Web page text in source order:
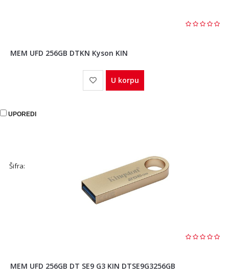
MEM UFD 256GB DTKN Kyson KIN
U korpu
UPOREDI
Šifra:
MEM UFD 256GB DT SE9 G3 KIN DTSE9G3256GB